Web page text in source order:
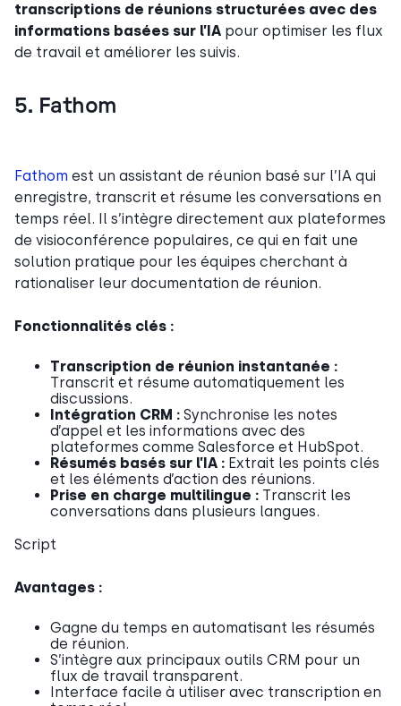
transcriptions de réunions structurées avec des
informations basées sur l’IA pour optimiser les flux
de travail et améliorer les suivis.
5. Fathom
Fathom est un assistant de réunion basé sur l’IA qui
enregistre, transcrit et résume les conversations en
temps réel. Il s’intègre directement aux plateformes
de visioconférence populaires, ce qui en fait une
solution pratique pour les équipes cherchant à
rationaliser leur documentation de réunion.
Fonctionnalités clés :
Transcription de réunion instantanée :
Transcrit et résume automatiquement les
discussions.
Intégration CRM : Synchronise les notes
d’appel et les informations avec des
plateformes comme Salesforce et HubSpot.
Résumés basés sur l’IA : Extrait les points clés
et les éléments d’action des réunions.
Prise en charge multilingue : Transcrit les
conversations dans plusieurs langues.
Script
Avantages :
Gagne du temps en automatisant les résumés
de réunion.
S’intègre aux principaux outils CRM pour un
flux de travail transparent.
Interface facile à utiliser avec transcription en